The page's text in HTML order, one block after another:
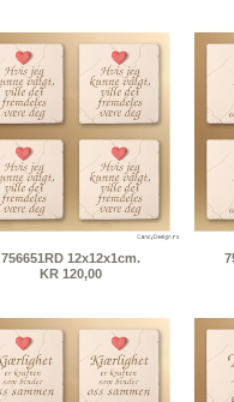
756651RD 12x12x1cm.
KR 120,00